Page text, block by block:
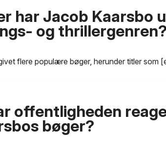
har Jacob Kaarsbo
og
flere populære bøger, herunder titler som
offentligheden
bøger?